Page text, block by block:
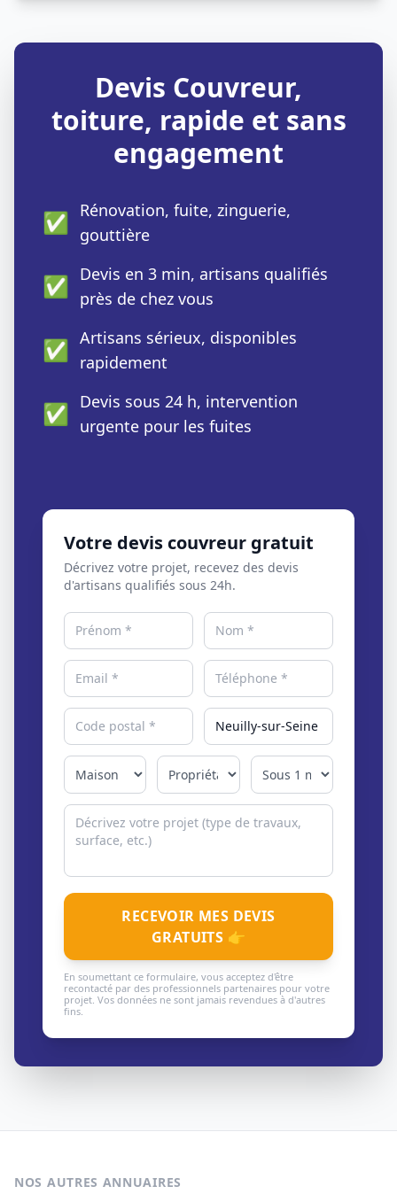
Devis Couvreur,
toiture, rapide et sans
engagement
✅ Rénovation, fuite, zinguerie,
gouttière
✅ Devis en 3 min, artisans qualifiés
près de chez vous
✅ Artisans sérieux, disponibles
rapidement
✅ Devis sous 24 h, intervention
urgente pour les fuites
Votre devis couvreur gratuit
Décrivez votre projet, recevez des devis
d'artisans qualifiés sous 24h.
RECEVOIR MES DEVIS
GRATUITS 👉
En soumettant ce formulaire, vous acceptez d'être
recontacté par des professionnels partenaires pour votre
projet. Vos données ne sont jamais revendues à d'autres
fins.
NOS AUTRES ANNUAIRES